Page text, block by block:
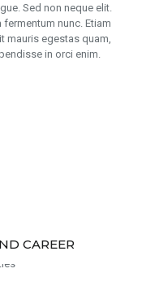
Sed non neque elit.
nunc. Etiam
mauris egestas quam,
in orci enim.
CAREER